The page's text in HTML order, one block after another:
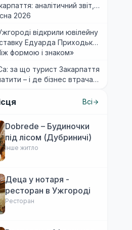
аналітичний звіт,
2026
відкрили ювілейну
Едуарда Приходька
формою і знаком»
за що турист Закарпаття
– і де бізнес втрачає
Всі
Dobrede – Будиночки
під лісом (Дубриничі)
Інше житло
Деца у нотаря -
ресторан в Ужгороді
Ресторан